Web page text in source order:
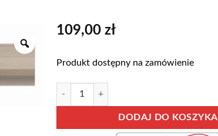
109,00 zł
Produkt dostępny na zamówienie
ilość Półka wisząca ROMA ROM6
DODAJ DO KOSZYKA
Alternative: